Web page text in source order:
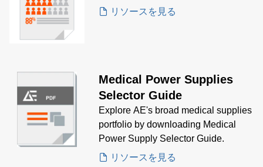
リソースを見る
Medical Power Supplies
Selector Guide
Explore AE's broad medical supplies
portfolio by downloading Medical
Power Supply Selector Guide.
リソースを見る